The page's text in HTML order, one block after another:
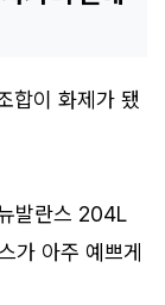
합이 화제가 됐
발란스 204L
가 아주 예쁘게